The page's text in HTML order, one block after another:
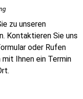
zu unseren
Kontaktieren Sie uns
oder Rufen
mit Ihnen ein Termin